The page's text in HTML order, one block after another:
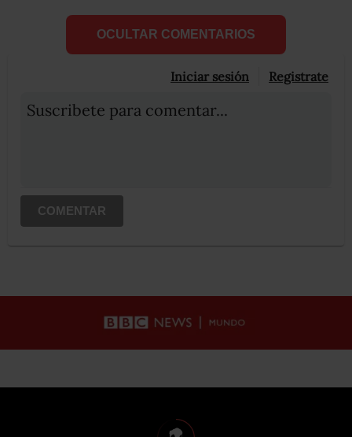
OCULTAR COMENTARIOS
Iniciar sesión Registrate
Suscribete para comentar...
COMENTAR